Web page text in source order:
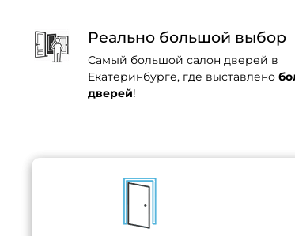
Реально большой выбор
Самый большой салон дверей в
Екатеринбурге, где выставлено
дверей!